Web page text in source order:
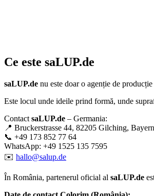
Ce este saLUP.de
saLUP.de nu este doar o agenție de
Este locul unde ideile prind formă, unde
Contact saLUP.de – Germania:
📍 Bruckerstrasse 44, 82205 Gilching, Bayern
📞 +49 173 852 77 64
WhatsApp: +49 1525 135 7595
✉️ hallo@salup.de
În România, partenerul oficial al saLUP.de